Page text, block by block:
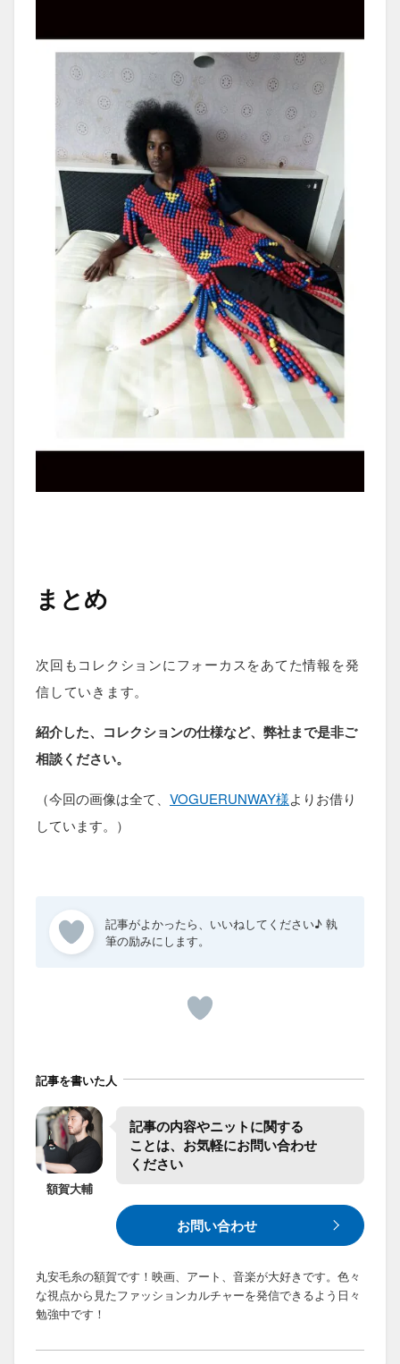
まとめ
次回もコレクションにフォーカスをあてた情報を発
信していきます。
紹介した、コレクションの仕様など、弊社まで是非ご
相談ください。
（今回の画像は全て、 VOGUERUNWAY様よりお借り
しています。）
記事を書いた人
額賀大輔
記事の​内容や​ニットに​関する​
ことは、​お気軽に​お問い合わせ​
ください
お問い合わせ
丸安毛糸の額賀です！映画、アート、音楽が大好きです。色々
な視点から見たファッションカルチャーを発信できるよう日々
勉強中です！